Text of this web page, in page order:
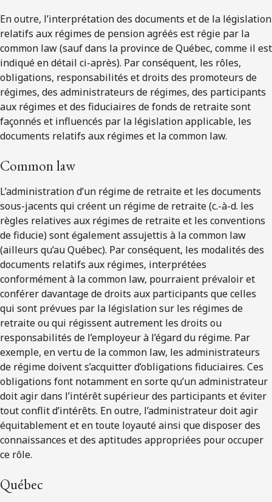
En outre, l’interprétation des documents et de la législation
relatifs aux régimes de pension agréés est régie par la
common law (sauf dans la province de Québec, comme il est
indiqué en détail ci-après). Par conséquent, les rôles,
obligations, responsabilités et droits des promoteurs de
régimes, des administrateurs de régimes, des participants
aux régimes et des fiduciaires de fonds de retraite sont
façonnés et influencés par la législation applicable, les
documents relatifs aux régimes et la common law.
Common law
L’administration d’un régime de retraite et les documents
sous-jacents qui créent un régime de retraite (c.-à-d. les
règles relatives aux régimes de retraite et les conventions
de fiducie) sont également assujettis à la common law
(ailleurs qu’au Québec). Par conséquent, les modalités des
documents relatifs aux régimes, interprétées
conformément à la common law, pourraient prévaloir et
conférer davantage de droits aux participants que celles
qui sont prévues par la législation sur les régimes de
retraite ou qui régissent autrement les droits ou
responsabilités de l’employeur à l’égard du régime. Par
exemple, en vertu de la common law, les administrateurs
de régime doivent s’acquitter d’obligations fiduciaires. Ces
obligations font notamment en sorte qu’un administrateur
doit agir dans l’intérêt supérieur des participants et éviter
tout conflit d’intérêts. En outre, l’administrateur doit agir
équitablement et en toute loyauté ainsi que disposer des
connaissances et des aptitudes appropriées pour occuper
ce rôle.
Québec